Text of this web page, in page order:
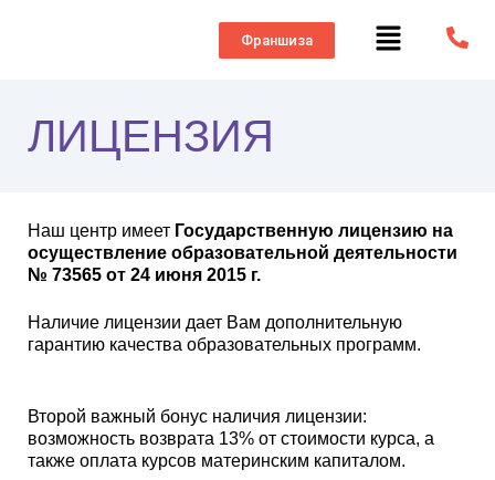
Франшиза
ЛИЦЕНЗИЯ
Наш центр имеет Государственную лицензию на
осуществление образовательной деятельности
№ 73565 от 24 июня 2015 г.
Наличие лицензии дает Вам дополнительную
гарантию качества образовательных программ.
Второй важный бонус наличия лицензии:
возможность возврата 13% от стоимости курса, а
также оплата курсов материнским капиталом.